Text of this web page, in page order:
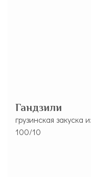
Гандзили
грузинская закуска
100/10